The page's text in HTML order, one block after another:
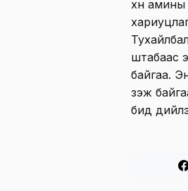
хүн
штабаас
байгаа.
үзэж
бид